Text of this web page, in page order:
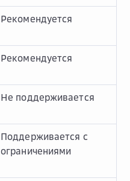
Рекомендуется
Рекомендуется
Не поддерживается
Поддерживается с
ограничениями